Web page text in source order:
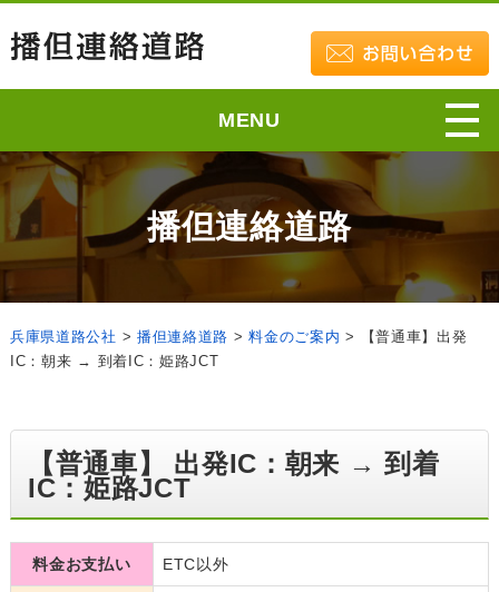
MENU
播但連絡道路
兵庫県道路公社 > 播但連絡道路 >料金のご案内 >
【普通車】出発
IC：朝来 → 到着IC：姫路JCT
【普通車】 出発IC：朝来 → 到着
IC：姫路JCT
料金お支払い ETC以外